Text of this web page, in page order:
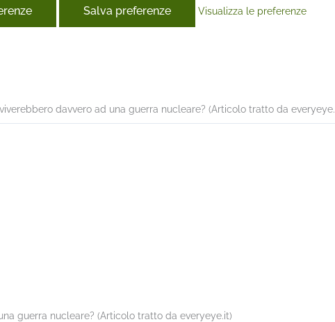
Salva preferenze Visualizza le preferenze
davvero ad una guerra nucleare? (Articolo tratto da
guerra nucleare? (Articolo tratto da everyeye.it)